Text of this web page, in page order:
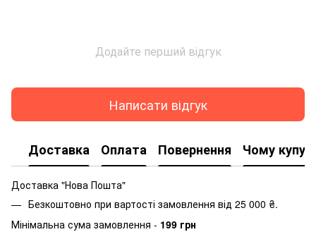
Додайте перший відгук
Написати відгук
Доставка Оплата Повернення Чому
Доставка "Нова Пошта"
Безкоштовно при вартості замовлення від 25 000 ₴.
Мінімальна сума замовлення - 199 грн